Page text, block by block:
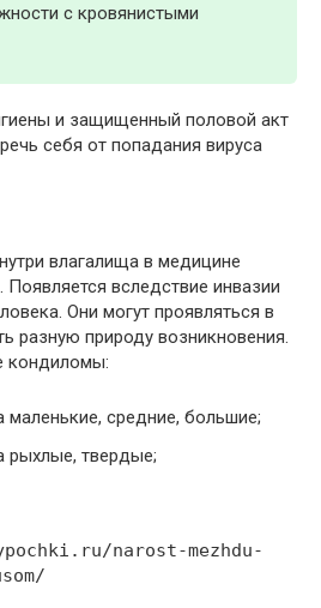
с кровянистыми
и защищенный половой акт
себя от попадания вируса
влагалища в медицине
вследствие инвазии
Они могут проявляться в
разную природу возникновения.
кондиломы:
маленькие, средние, большие;
рыхлые, твердые;
narost-mezhdu-